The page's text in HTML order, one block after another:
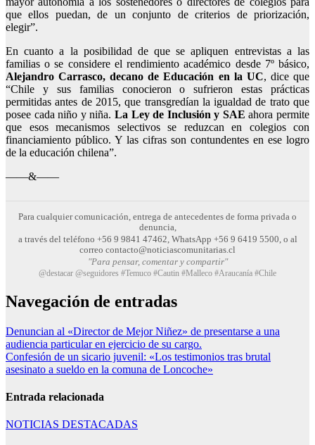
que ellos puedan, de un conjunto de criterios de priorización,
elegir”.
En cuanto a la posibilidad de que se apliquen entrevistas a las
familias o se considere el rendimiento académico desde 7º básico,
Alejandro Carrasco, decano de Educación en la UC, dice que
“Chile y sus familias conocieron o sufrieron estas prácticas
permitidas antes de 2015, que transgredían la igualdad de trato que
posee cada niño y niña. La Ley de Inclusión y SAE ahora permite
que esos mecanismos selectivos se reduzcan en colegios con
financiamiento público. Y las cifras son contundentes en ese logro
de la educación chilena”.
——&——
Para cualquier comunicación, entrega de antecedentes de forma privada o
denuncia,
a través del teléfono +56 9 9841 47462, WhatsApp +56 9 6419 5500, o al
correo contacto@noticiascomunitarias.cl
"Para pensar, comentar y compartir"
@destacar @seguidores #Temuco #Cautin #Malleco #Araucanía #Chile
Navegación de entradas
Denuncian al «Director de Mejor Niñez» de presentarse a una
audiencia particular en ejercicio de su cargo.
Confesión de un sicario juvenil: «Los testimonios tras brutal
asesinato a sueldo en la comuna de Loncoche»
Entrada relacionada
NOTICIAS DESTACADAS